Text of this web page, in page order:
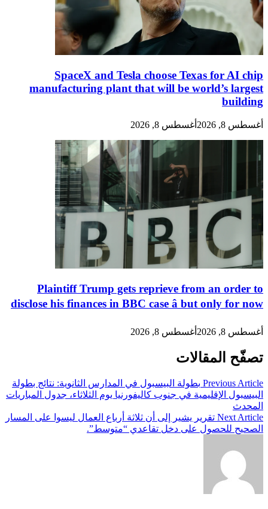
SpaceX and Tesla choose Texas for AI chip
manufacturing plant that will be world’s largest
building
أغسطس 8, 2026 أغسطس 8, 2026
Plaintiff Trump gets reprieve from an order to
disclose his finances in BBC case â but only for now
أغسطس 8, 2026 أغسطس 8, 2026
تصفّح المقالات
Previous Article بطولة البيسبول في المدارس الثانوية: نتائج بطولة
البيسبول الإقليمية في جنوب كاليفورنيا يوم الثلاثاء، جدول المباريات
المحدث
Next Article تقرير يشير إلى أن ثلاثة أرباع العمال ليسوا على المسار
الصحيح للحصول على دخل تقاعدي “متوسط”.